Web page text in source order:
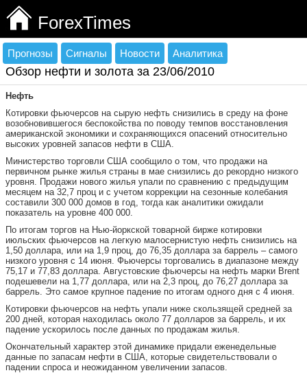
ForexTimes
Прогнозы Сигналы Новости Аналитика
Обзор нефти и золота за 23/06/2010
Нефть
Котировки фьючерсов на сырую нефть снизились в среду на фоне
возобновившегося беспокойства по поводу темпов восстановления
американской экономики и сохраняющихся опасений относительно
высоких уровней запасов нефти в США.
Министерство торговли США сообщило о том, что продажи на
первичном рынке жилья страны в мае снизились до рекордно низкого
уровня. Продажи нового жилья упали по сравнению с предыдущим
месяцем на 32,7 проц и с учетом коррекции на сезонные колебания
составили 300 000 домов в год, тогда как аналитики ожидали
показатель на уровне 400 000.
По итогам торгов на Нью-йоркской товарной бирже котировки
июльских фьючерсов на легкую малосернистую нефть снизились на
1,50 доллара, или на 1,9 проц, до 76,35 доллара за баррель – самого
низкого уровня с 14 июня. Фьючерсы торговались в диапазоне между
75,17 и 77,83 доллара. Августовские фьючерсы на нефть марки Brent
подешевели на 1,77 доллара, или на 2,3 проц, до 76,27 доллара за
баррель. Это самое крупное падение по итогам одного дня с 4 июня.
Котировки фьючерсов на нефть упали ниже скользящей средней за
200 дней, которая находилась около 77 долларов за баррель, и их
падение ускорилось после данных по продажам жилья.
Окончательный характер этой динамике придали еженедельные
данные по запасам нефти в США, которые свидетельствовали о
падении спроса и неожиданном увеличении запасов.